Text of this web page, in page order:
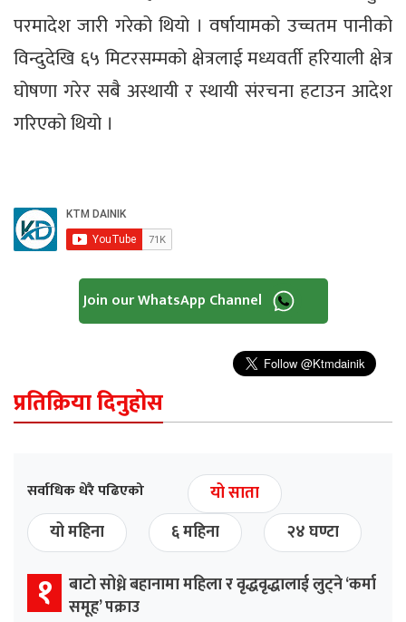
परमादेश जारी गरेको थियो । वर्षायामको उच्चतम पानीको
विन्दुदेखि ६५ मिटरसम्मको क्षेत्रलाई मध्यवर्ती हरियाली क्षेत्र
घोषणा गरेर सबै अस्थायी र स्थायी संरचना हटाउन आदेश
गरिएको थियो ।
Join our WhatsApp Channel
प्रतिक्रिया दिनुहोस
सर्वाधिक धेरै पढिएको
यो साता
यो महिना
६ महिना २४ घण्टा
१ बाटो सोध्ने बहानामा महिला र वृद्धवृद्धालाई लुट्ने ‘कर्मा
समूह’ पक्राउ